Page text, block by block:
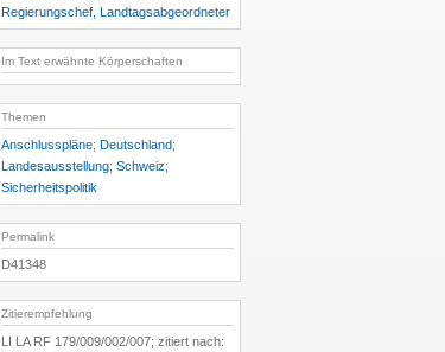
Regierungschef, Landtagsabgeordneter
Im Text erwähnte Körperschaften
Themen
Anschlusspläne; Deutschland;
Landesausstellung; Schweiz;
Sicherheitspolitik
Permalink
D41348
Zitierempfehlung
LI LA RF 179/009/002/007; zitiert nach: